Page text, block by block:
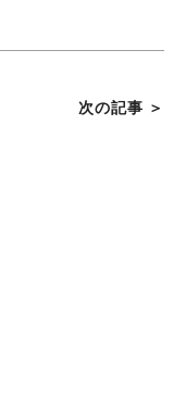
次の記事 ＞